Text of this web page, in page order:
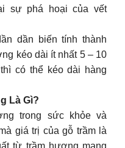
sự phá hoại của vết
dần biến tính thành
kéo dài ít nhất 5 – 10
có thể kéo dài hàng
Là Gì?
trong sức khỏe và
giá trị của gỗ trầm là